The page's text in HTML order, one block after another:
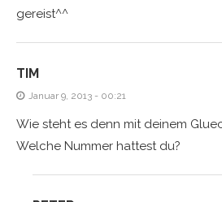
gereist^^
TIM
Januar 9, 2013 - 00:21
Wie steht es denn mit deinem
Welche Nummer hattest du?